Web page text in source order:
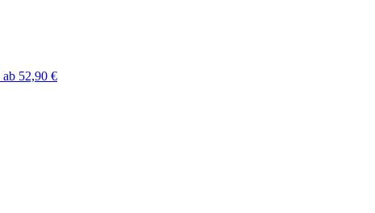
ab 52,90 €